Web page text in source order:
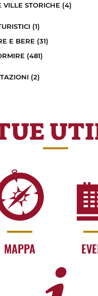
VILLE STORICHE (4)
(1)
E BERE (31)
(481)
(2)
MAPPA